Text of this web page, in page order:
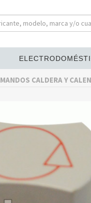
MANDOS CALDERA Y